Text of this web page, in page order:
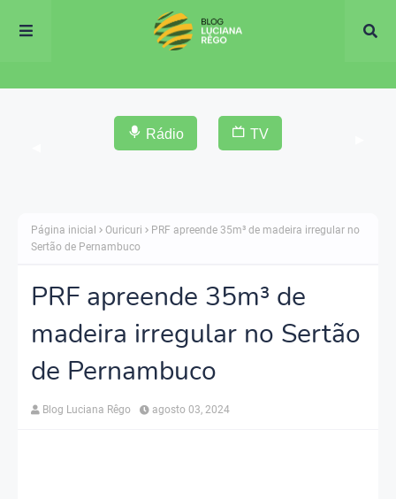
Rádio TV
Página inicial Ouricuri
PRF apreende 35m³ de madeira irregular no
Sertão de Pernambuco
PRF apreende 35m³ de
madeira irregular no Sertão
de Pernambuco
Blog Luciana Rêgo agosto 03, 2024